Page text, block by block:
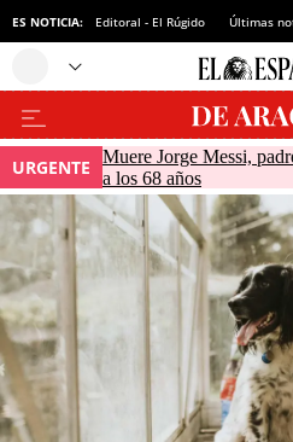
ES NOTICIA: Editoral - El Rúgido Últimas
URGENTE
Muere Jorge Messi,
a los 68 años